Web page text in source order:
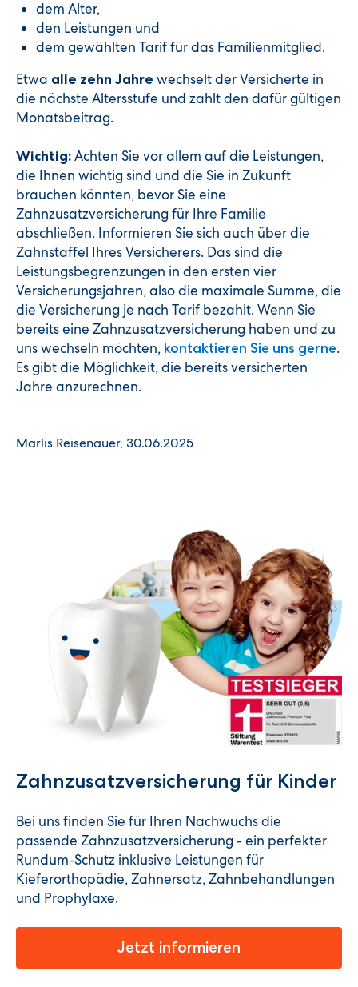
dem Alter,
den Leistungen und
dem gewählten Tarif für das Familienmitglied.
Etwa alle zehn Jahre wechselt der Versicherte in
die nächste Altersstufe und zahlt den dafür gültigen
Monatsbeitrag.
Wichtig: Achten Sie vor allem auf die Leistungen,
die Ihnen wichtig sind und die Sie in Zukunft
brauchen könnten, bevor Sie eine
Zahnzusatzversicherung für Ihre Familie
abschließen. Informieren Sie sich auch über die
Zahnstaffel Ihres Versicherers. Das sind die
Leistungsbegrenzungen in den ersten vier
Versicherungsjahren, also die maximale Summe, die
die Versicherung je nach Tarif bezahlt. Wenn Sie
bereits eine Zahnzusatzversicherung haben und zu
uns wechseln möchten, kontaktieren Sie uns gerne.
Es gibt die Möglichkeit, die bereits versicherten
Jahre anzurechnen.
Marlis Reisenauer, 30.06.2025
Zahnzusatzversicherung für Kinder
Bei uns finden Sie für Ihren Nachwuchs die
passende Zahnzusatzversicherung - ein perfekter
Rundum-Schutz inklusive Leistungen für
Kieferorthopädie, Zahnersatz, Zahnbehandlungen
und Prophylaxe.
Jetzt informieren